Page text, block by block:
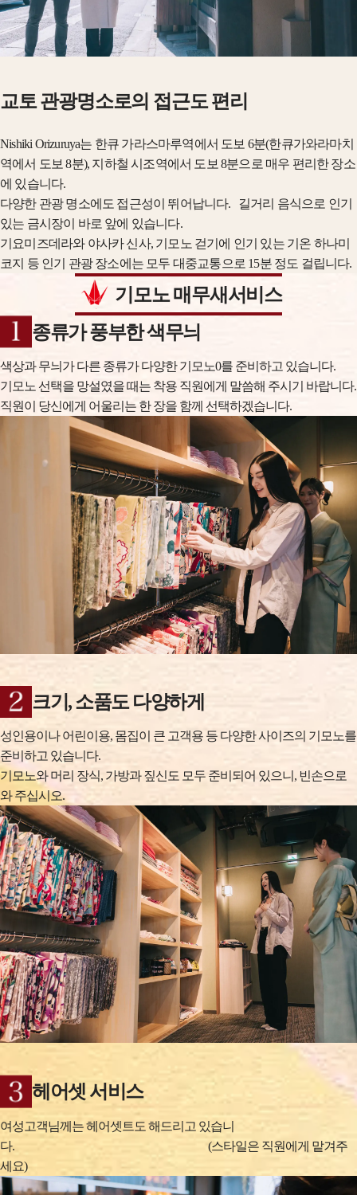
교토 관광명소로의 접근도 편리
Nishiki Orizuruya는 한큐 가라스마루역에서 도보 6분(한큐가와라마치
역에서 도보 8분), 지하철 시조역에서 도보 8분으로 매우 편리한 장소
에 있습니다.
다양한 관광 명소에도 접근성이 뛰어납니다. 길거리 음식으로 인기
있는 금시장이 바로 앞에 있습니다.
기요미즈데라와 야사카 신사, 기모노 걷기에 인기 있는 기온 하나미
코지 등 인기 관광 장소에는 모두 대중교통으로 15분 정도 걸립니다.
기모노 매무새서비스
종류가 풍부한 색무늬
색상과 무늬가 다른 종류가 다양한 기모노0를 준비하고 있습니다.
기모노 선택을 망설였을 때는 착용 직원에게 말씀해 주시기 바랍니다.
직원이 당신에게 어울리는 한 장을 함께 선택하겠습니다.
크기, 소품도 다양하게
성인용이나 어린이용, 몸집이 큰 고객용 등 다양한 사이즈의 기모노를
준비하고 있습니다.
기모노와 머리 장식, 가방과 짚신도 모두 준비되어 있으니, 빈손으로
와 주십시오.
헤어셋 서비스
여성고객님께는 헤어셋트도 해드리고 있습니
다. (스타일은 직원에게 맡겨주
세요)